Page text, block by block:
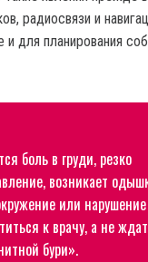
радиосвязи и
для планирования
боль в груди, резко
возникает
или
к врачу, а не
бури».